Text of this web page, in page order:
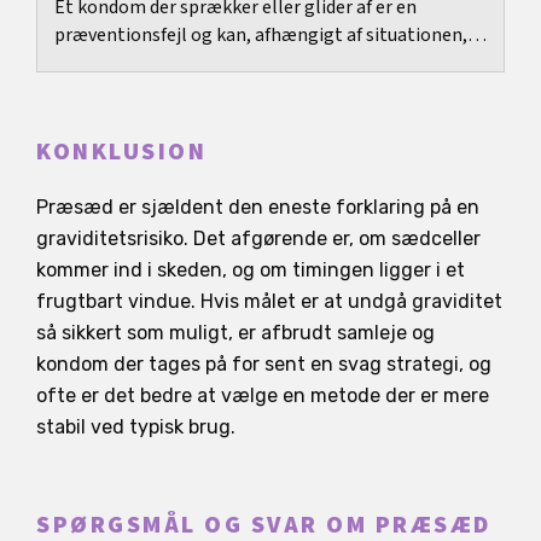
Et kondom der sprækker eller glider af er en
præventionsfejl og kan, afhængigt af situationen,
KONKLUSION
Præsæd er sjældent den eneste forklaring på en
graviditetsrisiko. Det afgørende er, om sædceller
kommer ind i skeden, og om timingen ligger i et
frugtbart vindue. Hvis målet er at undgå graviditet
så sikkert som muligt, er afbrudt samleje og
kondom der tages på for sent en svag strategi, og
ofte er det bedre at vælge en metode der er mere
stabil ved typisk brug.
SPØRGSMÅL OG SVAR OM PRÆSÆD